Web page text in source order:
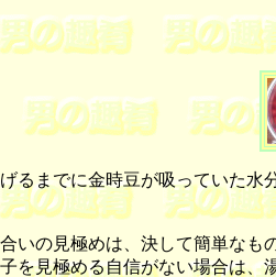
までに金時豆が吸っていた水
いの見極めは、決して簡単なも
を見極める自信がない場合は